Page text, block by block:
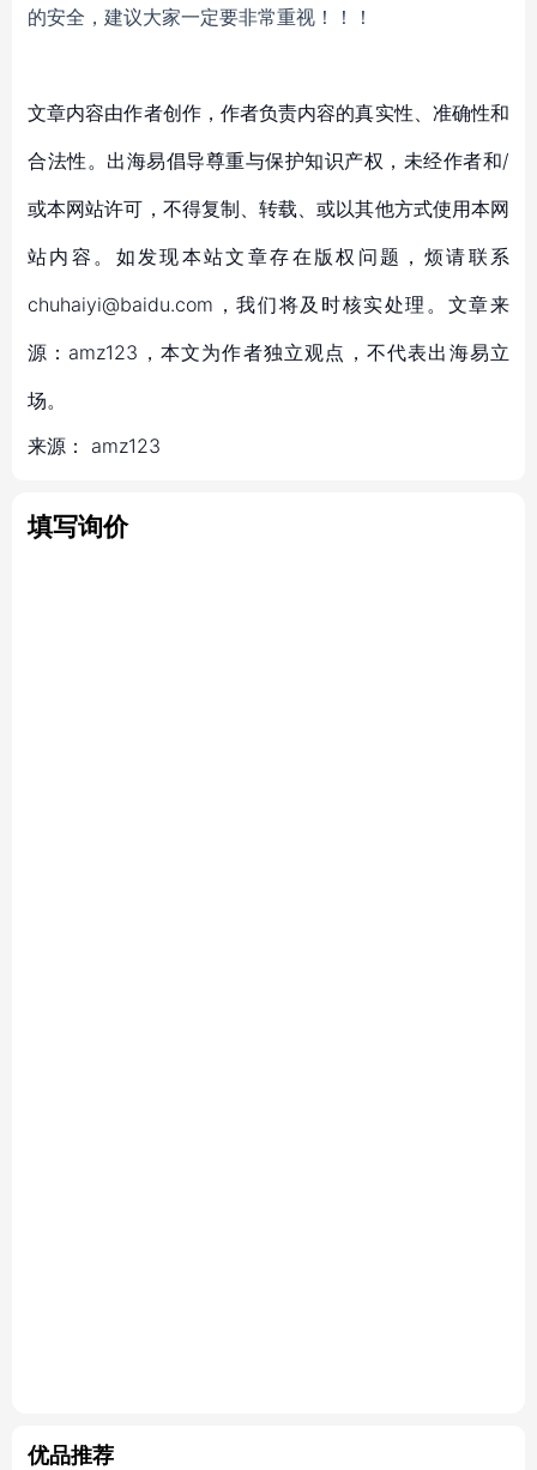
的安全，建议大家一定要非常重视！！！
文章内容由作者创作，作者负责内容的真实性、准确性和
合法性。出海易倡导尊重与保护知识产权，未经作者和/
或本网站许可，不得复制、转载、或以其他方式使用本网
站内容。如发现本站文章存在版权问题，烦请联系
chuhaiyi@baidu.com，我们将及时核实处理。文章来
源：amz123，本文为作者独立观点，不代表出海易立
场。
来源： amz123
填写询价
优品推荐